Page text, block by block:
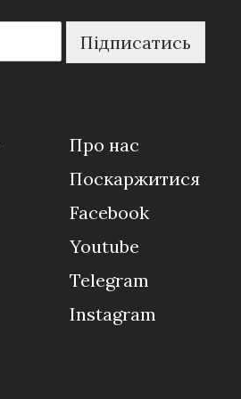
Підписатись
Про нас
Поскаржитися
Facebook
Youtube
Telegram
Instagram